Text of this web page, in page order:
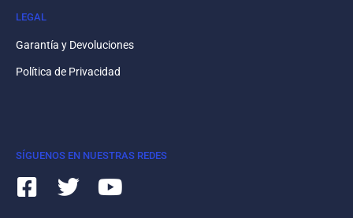
LEGAL
Garantía y Devoluciones
Política de Privacidad
SÍGUENOS EN NUESTRAS REDES